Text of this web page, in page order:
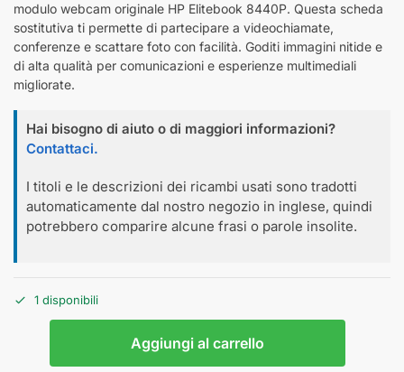
modulo webcam originale HP Elitebook 8440P. Questa scheda
sostitutiva ti permette di partecipare a videochiamate,
conferenze e scattare foto con facilità. Goditi immagini nitide e
di alta qualità per comunicazioni e esperienze multimediali
migliorate.
Hai bisogno di aiuto o di maggiori informazioni?
Contattaci.
I titoli e le descrizioni dei ricambi usati sono tradotti
automaticamente dal nostro negozio in inglese, quindi
potrebbero comparire alcune frasi o parole insolite.
1 disponibili
Aggiungi al carrello